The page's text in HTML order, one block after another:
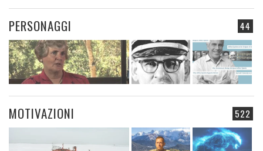
44
PERSONAGGI
522
MOTIVAZIONI